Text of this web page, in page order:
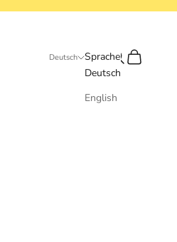
Deutsch
Sprache
Deutsch
English
SuchenWarenkorb